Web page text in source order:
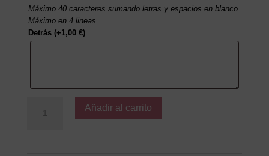
Máximo 40 caracteres sumando letras y espacios en blanco.
Máximo en 4 lineas.
Detrás (+1,00 €)
Añadir al carrito